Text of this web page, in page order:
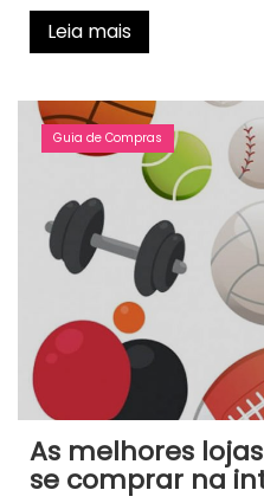
Leia mais
Guia de Compras
As melhores
se comprar na